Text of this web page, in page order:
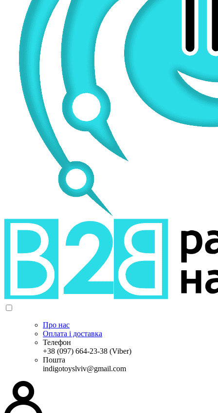
Про нас
Оплата і доставка
Телефон
+38 (097) 664-23-38 (Viber)
Пошта
indigotoyslviv@gmail.com